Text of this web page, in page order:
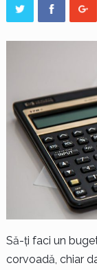
Să-ți faci un
corvoadă, chiar